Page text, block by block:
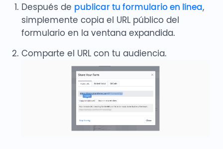
Después de publicar tu formulario en línea,
simplemente copia el URL público del
formulario en la ventana expandida.
Comparte el URL con tu audiencia.